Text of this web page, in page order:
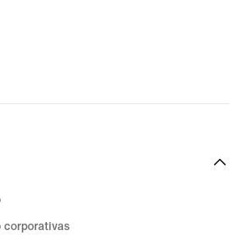
corporativas